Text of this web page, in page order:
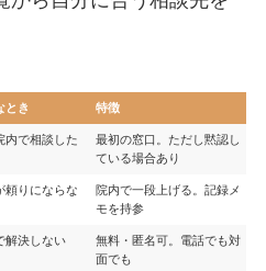
とき 特徴
内で相談した
最初の窓口。ただし黙認し
ている場合あり
頼りにならな
院内で一段上げる。記録メ
モを持参
解決しない
無料・匿名可。電話でも対
面でも